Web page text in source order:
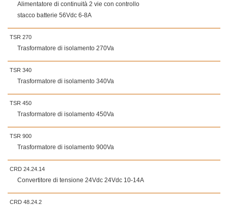
Alimentatore di continuità 2 vie con controllo
stacco batterie 56Vdc 6-8A
TSR 270
Trasformatore di isolamento 270Va
TSR 340
Trasformatore di isolamento 340Va
TSR 450
Trasformatore di isolamento 450Va
TSR 900
Trasformatore di isolamento 900Va
CRD 24.24.14
Convertitore di tensione 24Vdc 24Vdc 10-14A
CRD 48.24.2